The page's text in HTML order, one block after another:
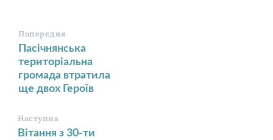
Попередня
Пасічнянська
територіальна
громада втратила
ще двох Героїв
Наступна
Вітання з 30-ти